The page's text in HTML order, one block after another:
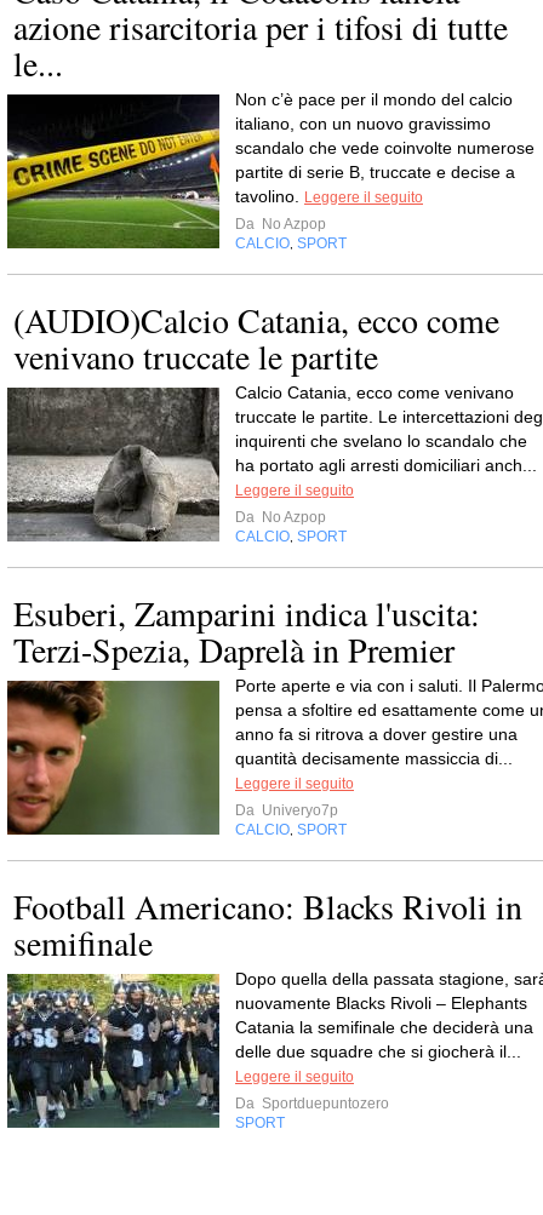
azione risarcitoria per i tifosi di tutte
le...
Non c’è pace per il mondo del calcio
italiano, con un nuovo gravissimo
scandalo che vede coinvolte numerose
partite di serie B, truccate e decise a
tavolino.
Leggere il seguito
Da No Azpop
CALCIO SPORT
(AUDIO)Calcio Catania, ecco come
venivano truccate le partite
Calcio Catania, ecco come venivano
truccate le partite. Le intercettazioni
inquirenti che svelano lo scandalo che
ha portato agli arresti domiciliari anch...
Leggere il seguito
Da No Azpop
CALCIO SPORT
Esuberi, Zamparini indica l'uscita:
Terzi-Spezia, Daprelà in Premier
Porte aperte e via con i saluti. Il
pensa a sfoltire ed esattamente come
anno fa si ritrova a dover gestire una
quantità decisamente massiccia di...
Leggere il seguito
Da Univeryo7p
CALCIO SPORT
Football Americano: Blacks Rivoli in
semifinale
Dopo quella della passata stagione,
nuovamente Blacks Rivoli – Elephants
Catania la semifinale che deciderà una
delle due squadre che si giocherà il...
Leggere il seguito
Da Sportduepuntozero
SPORT